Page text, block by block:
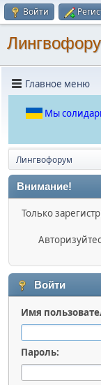
Войти
Главное меню
Мы
Лингвофорум
Внимание!
Только
Войти
Имя
Пароль: